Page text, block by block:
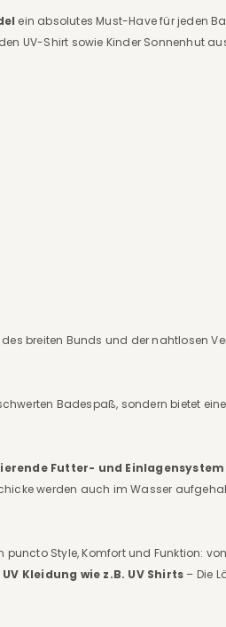
ein absolutes Must-Have für jeden
UV-Shirt sowie Kinder Sonnenhut
breiten Bunds und der nahtlosen
Badespaß, sondern bietet
Futter- und
werden auch im Wasser
puncto Style, Komfort und Funktion:
Kleidung wie z.B. UV Shirts – Die